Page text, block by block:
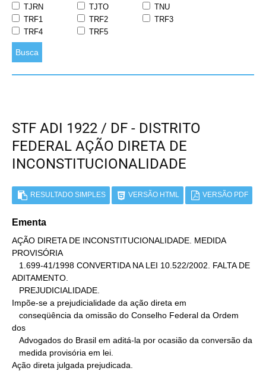
TJRN
TJTO
TNU
TRF1
TRF2
TRF3
TRF4
TRF5
Busca
STF ADI 1922 / DF - DISTRITO
FEDERAL AÇÃO DIRETA DE
INCONSTITUCIONALIDADE
RESULTADO SIMPLES VERSÃO HTML VERSÃO PDF
Ementa
AÇÃO DIRETA DE INCONSTITUCIONALIDADE. MEDIDA
PROVISÓRIA
ADITAMENTO.
Impõe-se a prejudicialidade da ação direta em
dos
Ação direta julgada prejudicada.